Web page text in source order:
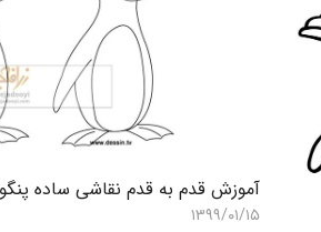
آموزش قدم به قدم نقاشی ساده
۱۳۹۹/۰۱/۱۵